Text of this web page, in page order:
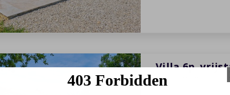
Villa 6p.
Domaine de Lanzac
6 personen